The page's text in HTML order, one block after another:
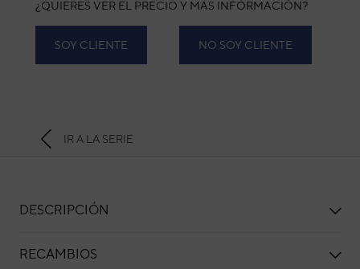
¿QUIERES VER EL PRECIO Y MÁS INFORMACIÓN?
SOY CLIENTE NO SOY CLIENTE
IR A LA SERIE
DESCRIPCIÓN
RECAMBIOS